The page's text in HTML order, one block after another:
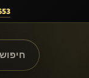
חיפוש